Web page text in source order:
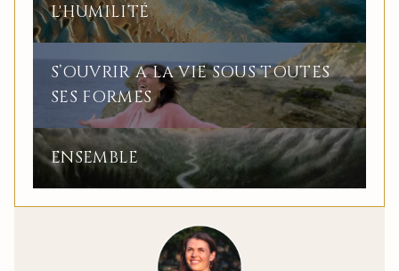
L'HUMILITÉ
S’OUVRIR A LA VIE SOUS TOUTES
SES FORMES
ENSEMBLE